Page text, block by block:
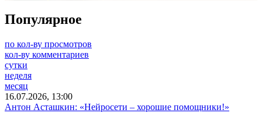
Популярное
по кол-ву просмотров
кол-ву комментариев
сутки
неделя
месяц
16.07.2026, 13:00
Антон Асташкин: «Нейросети – хорошие помощники!»